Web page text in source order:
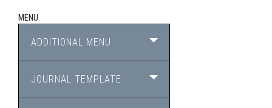
MENU
ADDITIONAL MENU
JOURNAL TEMPLATE